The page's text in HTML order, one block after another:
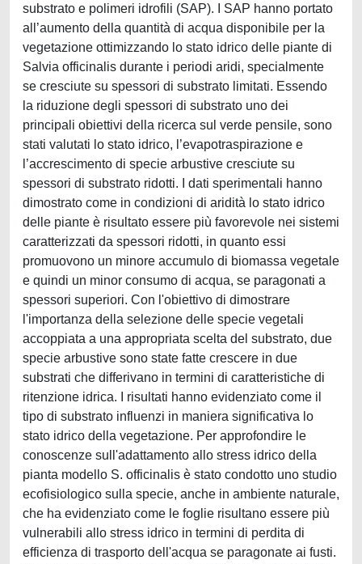
substrato e polimeri idrofili (SAP). I SAP hanno portato
all’aumento della quantità di acqua disponibile per la
vegetazione ottimizzando lo stato idrico delle piante di
Salvia officinalis durante i periodi aridi, specialmente
se cresciute su spessori di substrato limitati. Essendo
la riduzione degli spessori di substrato uno dei
principali obiettivi della ricerca sul verde pensile, sono
stati valutati lo stato idrico, l’evapotraspirazione e
l’accrescimento di specie arbustive cresciute su
spessori di substrato ridotti. I dati sperimentali hanno
dimostrato come in condizioni di aridità lo stato idrico
delle piante è risultato essere più favorevole nei sistemi
caratterizzati da spessori ridotti, in quanto essi
promuovono un minore accumulo di biomassa vegetale
e quindi un minor consumo di acqua, se paragonati a
spessori superiori. Con l'obiettivo di dimostrare
l'importanza della selezione delle specie vegetali
accoppiata a una appropriata scelta del substrato, due
specie arbustive sono state fatte crescere in due
substrati che differivano in termini di caratteristiche di
ritenzione idrica. I risultati hanno evidenziato come il
tipo di substrato influenzi in maniera significativa lo
stato idrico della vegetazione. Per approfondire le
conoscenze sull'adattamento allo stress idrico della
pianta modello S. officinalis è stato condotto uno studio
ecofisiologico sulla specie, anche in ambiente naturale,
che ha evidenziato come le foglie risultano essere più
vulnerabili allo stress idrico in termini di perdita di
efficienza di trasporto dell'acqua se paragonate ai fusti.